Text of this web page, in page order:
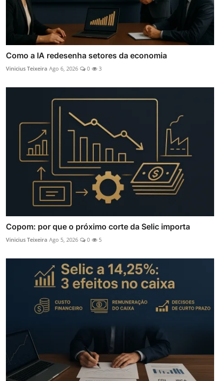
Como a IA redesenha setores da economia
Vinicius Teixeira Ago 6, 2026 0 3
Copom: por que o próximo corte da Selic importa
Vinicius Teixeira Ago 5, 2026 0 5